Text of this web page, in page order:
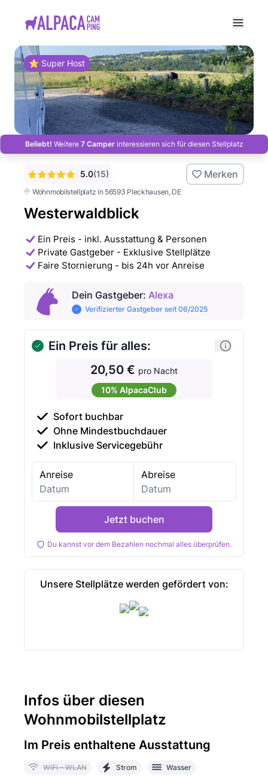
⭐ Super Host
Beliebt! Weitere 7 Camper interessieren sich für diesen Stellplatz
Wohnmobilstellplatz in 56593 Pleckhausen, DE
Westerwaldblick
5.0(15) Merken
Ein Preis - inkl. Ausstattung & Personen
Private Gastgeber - Exklusive Stellplätze
Faire Stornierung - bis 24h vor Anreise
Dein Gastgeber: Alexa
Verifizierter Gastgeber seit 06/2025
Ein Preis für alles:
20,50 € pro Nacht
10% AlpacaClub
Sofort buchbar
Ohne Mindestbuchdauer
Inklusive Servicegebühr
Anreise Abreise
Jetzt buchen
Du kannst vor dem Bezahlen nochmal alles überprüfen.
Unsere Stellplätze werden gefördert von:
Infos über diesen
Wohnmobilstellplatz
Im Preis enthaltene Ausstattung
WiFi - WLAN Strom Wasser